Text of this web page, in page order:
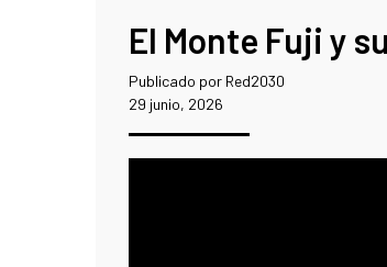
El Monte Fuji y
Publicado por Red2030
29 junio, 2026